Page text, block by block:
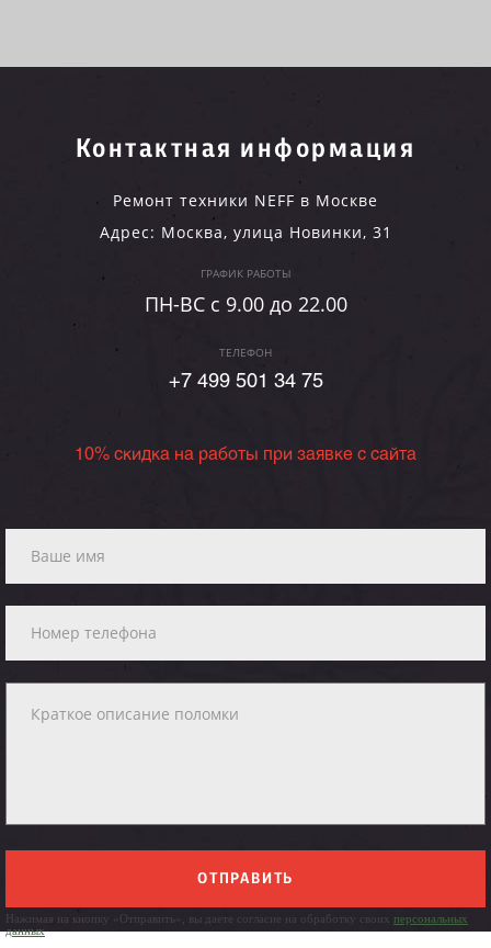
Контактная информация
Ремонт техники NEFF в Москве
Адрес: Москва, улица Новинки, 31
ГРАФИК РАБОТЫ
ПН-ВC c 9.00 до 22.00
ТЕЛЕФОН
+7 499 501 34 75
10% скидка на работы при заявке с сайта
ОТПРАВИТЬ
Нажимая на кнопку «Отправить», вы даете согласие на обработку своих персональных
данных